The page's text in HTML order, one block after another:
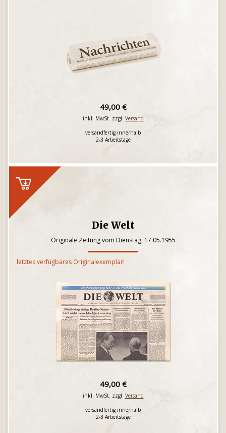
49,00 €
inkl. MwSt. zzgl. Versand
versandfertig innerhalb
2-3 Arbeitstage
Die Welt
Originale Zeitung vom Dienstag, 17.05.1955
letztes verfügbares Originalexemplar!
49,00 €
inkl. MwSt. zzgl. Versand
versandfertig innerhalb
2-3 Arbeitstage